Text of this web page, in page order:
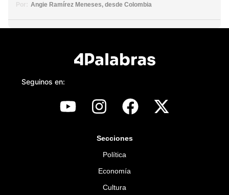
Por: Angie Ramírez Meneses, desde Colombia
Seguinos en:
Secciones
Política
Economía
Cultura